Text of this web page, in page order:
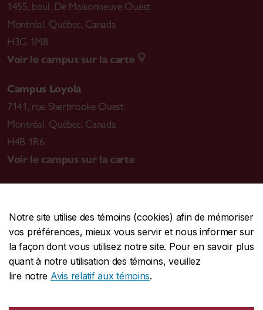
Notre site utilise des témoins (cookies) afin de mémoriser
vos préférences, mieux vous servir et nous informer sur
la façon dont vous utilisez notre site. Pour en savoir plus
quant à notre utilisation des témoins, veuillez
lire notre Avis relatif aux témoins.
1455, boul. De Maisonneuve Ouest
Montréal, Québec, Canada
H3G 1M8
Voir le campus sur la carte
Campus Loyola
7141, rue Sherbrooke Ouest
Montréal, Québec, Canada
H4B 1R6
Voir le campus sur la carte
CENTRALE514-848-2424
URGENCE514-848-3717
Protection et prévention | Accessibilité | Confidentialité
Conditions d'utilisation | Gérer les témoins